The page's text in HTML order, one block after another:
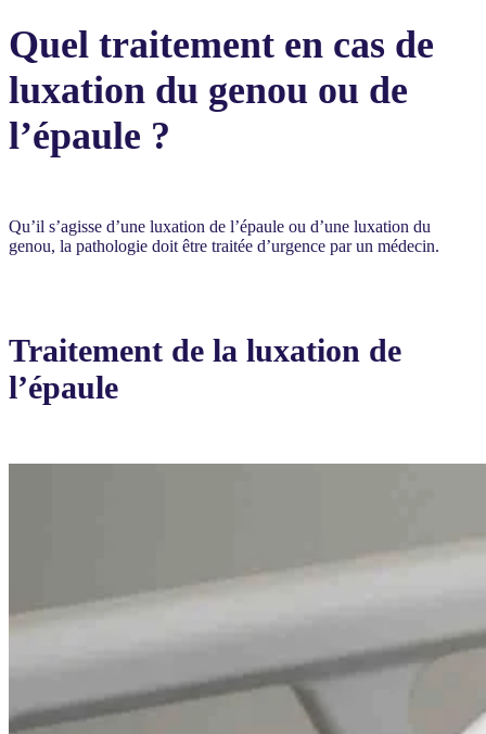
Quel traitement en cas de
luxation du genou ou de
l’épaule ?
Qu’il s’agisse d’une luxation de l’épaule ou d’une luxation du
genou, la pathologie doit être traitée d’urgence par un médecin.
Traitement de la luxation de
l’épaule